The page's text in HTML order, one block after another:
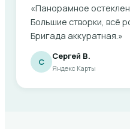
«Панорамное
Большие створки, всё
Бригада аккуратная.»
С
Сергей В.
Яндекс Карты